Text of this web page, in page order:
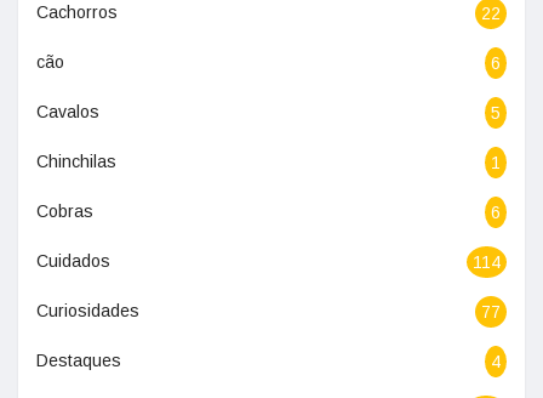
Cachorros 22
cão 6
Cavalos 5
Chinchilas 1
Cobras 6
Cuidados 114
Curiosidades 77
Destaques 4